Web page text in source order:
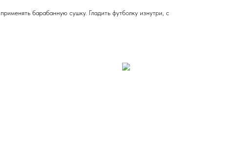
барабанную сушку. Гладить футболку изнутри, с